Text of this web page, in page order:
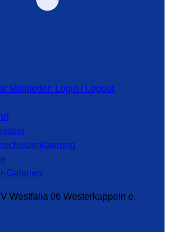
Mitglieder: Login / Logout
Galerien
Westfalia 06 Westerkappeln e.